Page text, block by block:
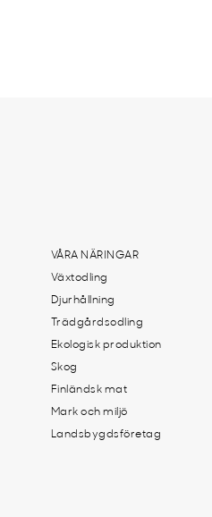
VÅRA NÄRINGAR
Växtodling
Djurhållning
Trädgårdsodling
Ekologisk produktion
Skog
Finländsk mat
Mark och miljö
Landsbygdsföretag